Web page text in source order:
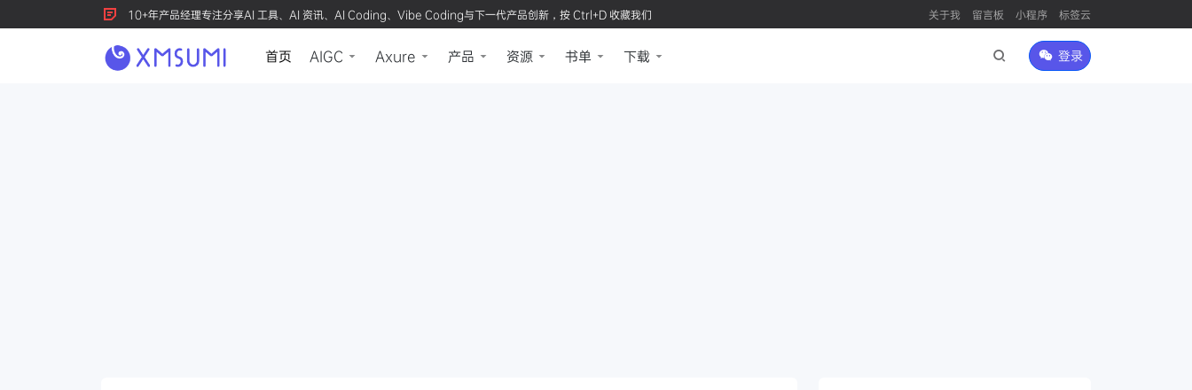
10+年产品经理专注分享AI 工具、AI 资讯、AI Coding、Vibe Coding与下一代产品创新，按 Ctrl+D 收藏我们 关于我 留言板 小程序 标签云
首页 AIGC Axure 产品 资源 书单 下载 登录